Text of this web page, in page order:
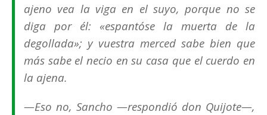
ajeno vea la viga en el suyo, porque no se
diga por él: «espantóse la muerta de la
degollada»; y vuestra merced sabe bien que
más sabe el necio en su casa que el cuerdo en
la ajena.
—Eso no, Sancho —respondió don Quijote—,